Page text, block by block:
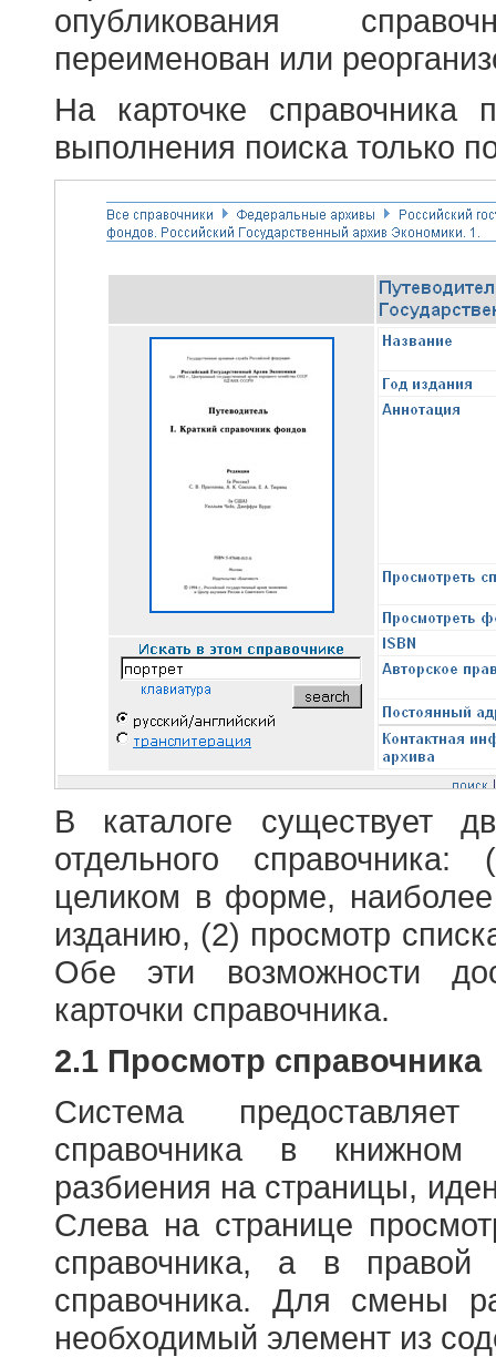
опубликования
переименован или
На карточке справочника
выполнения поиска только
В каталоге существует
отдельного
целиком в форме,
изданию, (2) просмотр
Обе эти возможности
карточки справочника.
2.1 Просмотр справочника
Система
справочника в
разбиения на страницы,
Слева на странице
справочника, а в правой
справочника. Для смены
необходимый элемент из